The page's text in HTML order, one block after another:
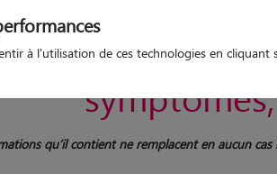
qu’il contient ne remplacent en aucun
à l'utilisation de ces technologies en cliquant